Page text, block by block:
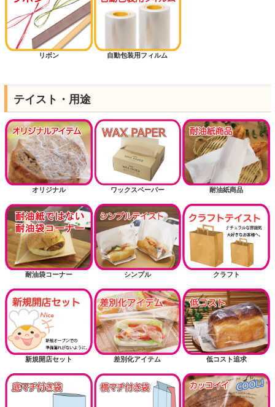
リボン 自動包装用フィルム
テイスト・用途
オリジナル ワックスペーパー 耐油紙商品
耐油袋コーナー シンプル クラフト
新規開店セット 差別化アイテム 低コスト追求